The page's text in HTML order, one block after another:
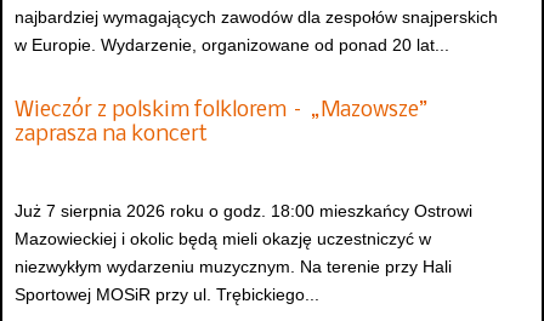
najbardziej wymagających zawodów dla zespołów snajperskich
w Europie. Wydarzenie, organizowane od ponad 20 lat...
Wieczór z polskim folklorem – „Mazowsze”
zaprasza na koncert
Już 7 sierpnia 2026 roku o godz. 18:00 mieszkańcy Ostrowi
Mazowieckiej i okolic będą mieli okazję uczestniczyć w
niezwykłym wydarzeniu muzycznym. Na terenie przy Hali
Sportowej MOSiR przy ul. Trębickiego...